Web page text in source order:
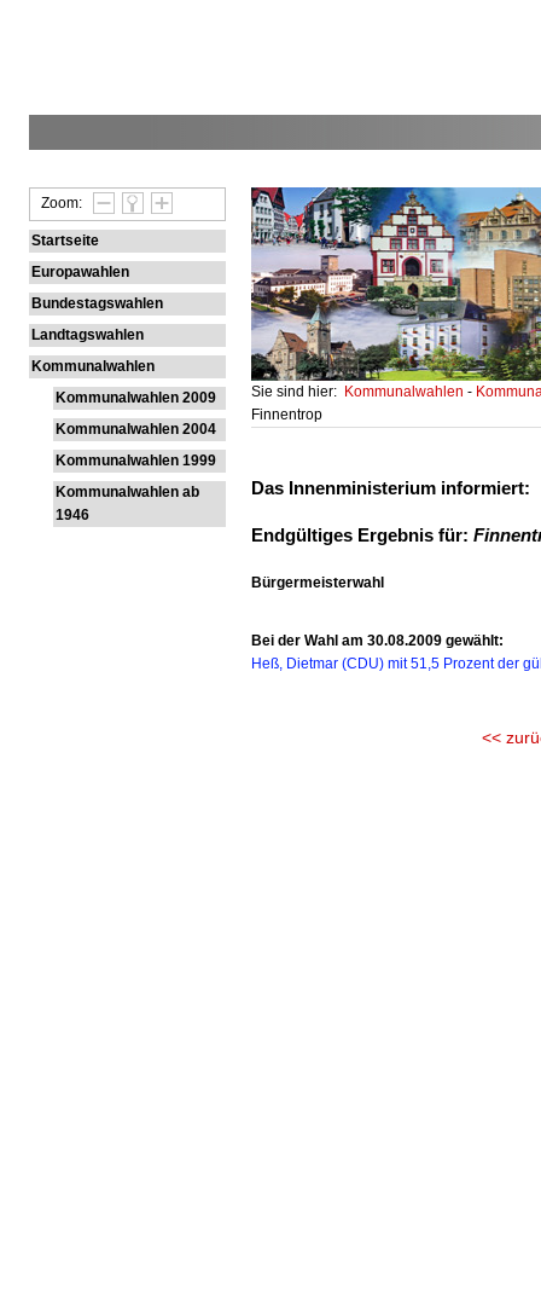
Zoom:
Startseite
Europawahlen
Bundestagswahlen
Landtagswahlen
Kommunalwahlen
Kommunalwahlen 2009
Kommunalwahlen 2004
Kommunalwahlen 1999
Kommunalwahlen ab
1946
Sie sind hier: Kommunalwahlen-
Finnentrop
Das Innenministerium informiert:
Endgültiges Ergebnis für:
Bürgermeisterwahl
Bei der Wahl am 30.08.2009 gewählt:
Heß, Dietmar (CDU) mit 51,5 Prozent der
<<